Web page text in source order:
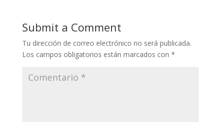
Submit a Comment
Tu dirección de correo electrónico no será publicada.
Los campos obligatorios están marcados con *